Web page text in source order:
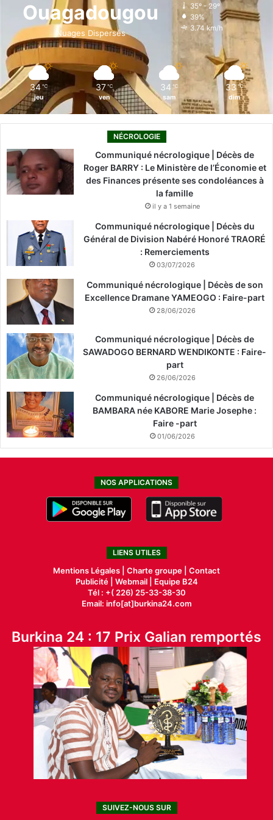
o
k
i
n
r
Ouagadougou
Nuages Dispersés
35º - 29º
39%
3.74 km/h
34 ℃
jeu
37 ℃
ven
34 ℃
sam
33 ℃
dim
NÉCROLOGIE
Communiqué nécrologique | Décès de
Roger BARRY : Le Ministère de l’Économie et
des Finances présente ses condoléances à
la famille
il y a 1 semaine
Communiqué nécrologique | Décès du
Général de Division Nabéré Honoré TRAORÉ
: Remerciements
03/07/2026
Communiqué nécrologique | Décès de son
Excellence Dramane YAMEOGO : Faire-part
28/06/2026
Communiqué nécrologique | Décès de
SAWADOGO BERNARD WENDIKONTE : Faire-
part
26/06/2026
Communiqué nécrologique | Décès de
BAMBARA née KABORE Marie Josephe :
Faire -part
01/06/2026
NOS APPLICATIONS
LIENS UTILES
Mentions Légales | Charte groupe | Contact
Publicité| Webmail |
Equipe B24
Tél : +( 226) 25-33-38-30
Email: info[at]burkina24.com
Burkina 24 : 17 Prix Galian remportés
SUIVEZ-NOUS SUR